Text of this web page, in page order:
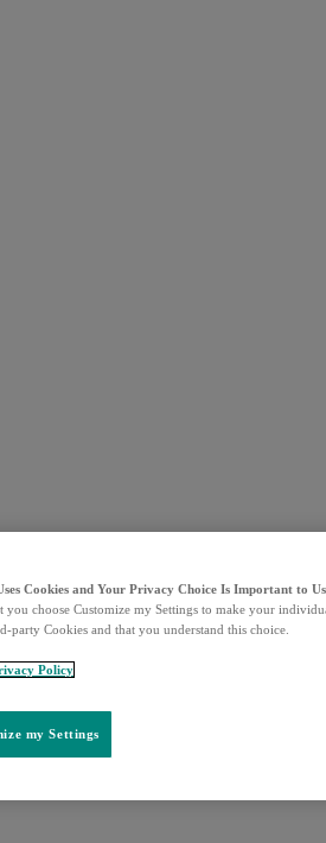
Cookies and Your Privacy Choice Is Important to Us
you choose Customize my Settings to make your
party Cookies and that you understand this choice.
Policy
my Settings